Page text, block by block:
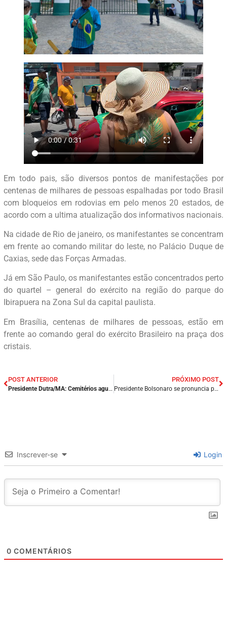
Em todo pais, são diversos pontos de manifestações por
centenas de milhares de pessoas espalhadas por todo Brasil
com bloqueios em rodovias em pelo menos 20 estados, de
acordo com a ultima atualização dos informativos nacionais.
Na cidade de Rio de janeiro, os manifestantes se concentram
em frente ao comando militar do leste, no Palácio Duque de
Caxias, sede das Forças Armadas.
Já em São Paulo, os manifestantes estão concentrados perto
do quartel – general do exército na região do parque do
Ibirapuera na Zona Sul da capital paulista.
Em Brasília, centenas de milhares de pessoas, estão em
frente ao comando geral do exército Brasileiro na praça dos
cristais.
POST ANTERIOR
Presidente Dutra/MA: Cemitérios aguardam centenas de pessoas para visitação no dia de Finados.
PRÓXIMO POST
Presidente Bolsonaro se pronuncia pelas redes sociais e pede para população não fechar as rodovias do Brasil.
Inscrever-se Login
0 COMENTÁRIOS